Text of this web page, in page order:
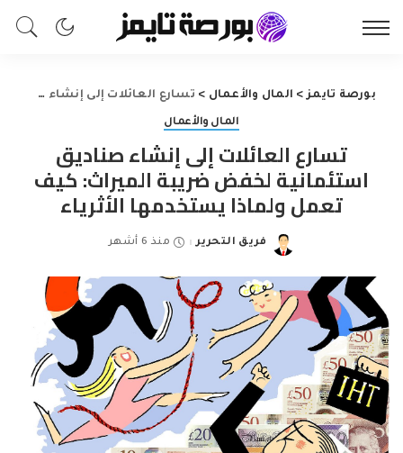
بورصة تايمز> المال والأعمال > تسارع العائلات إلى إنشاء صناديق استئمانية لخفض ضريبة الميراث: كيف تعمل ولماذا يستخدمها الأثرياء
المال والأعمال
تسارع العائلات إلى إنشاء صناديق
استئمانية لخفض ضريبة الميراث: كيف
تعمل ولماذا يستخدمها الأثرياء
Posted
فريق التحرير منذ 6 أشهر